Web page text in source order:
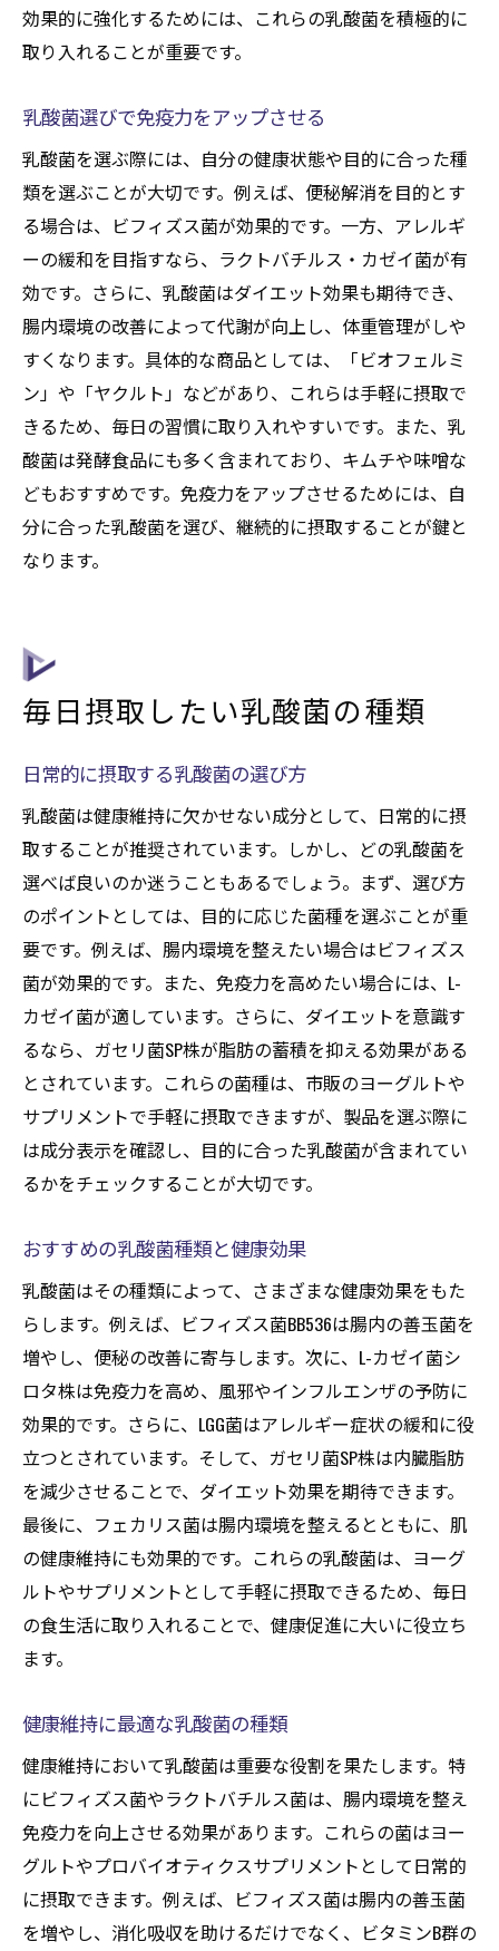
効果的に強化するためには、これらの乳酸菌を積極的に
取り入れることが重要です。
乳酸菌選びで免疫力をアップさせる
乳酸菌を選ぶ際には、自分の健康状態や目的に合った種
類を選ぶことが大切です。例えば、便秘解消を目的とす
る場合は、ビフィズス菌が効果的です。一方、アレルギ
ーの緩和を目指すなら、ラクトバチルス・カゼイ菌が有
効です。さらに、乳酸菌はダイエット効果も期待でき、
腸内環境の改善によって代謝が向上し、体重管理がしや
すくなります。具体的な商品としては、「ビオフェルミ
ン」や「ヤクルト」などがあり、これらは手軽に摂取で
きるため、毎日の習慣に取り入れやすいです。また、乳
酸菌は発酵食品にも多く含まれており、キムチや味噌な
どもおすすめです。免疫力をアップさせるためには、自
分に合った乳酸菌を選び、継続的に摂取することが鍵と
なります。
毎日摂取したい乳酸菌の種類
日常的に摂取する乳酸菌の選び方
乳酸菌は健康維持に欠かせない成分として、日常的に摂
取することが推奨されています。しかし、どの乳酸菌を
選べば良いのか迷うこともあるでしょう。まず、選び方
のポイントとしては、目的に応じた菌種を選ぶことが重
要です。例えば、腸内環境を整えたい場合はビフィズス
菌が効果的です。また、免疫力を高めたい場合には、L-
カゼイ菌が適しています。さらに、ダイエットを意識す
るなら、ガセリ菌SP株が脂肪の蓄積を抑える効果がある
とされています。これらの菌種は、市販のヨーグルトや
サプリメントで手軽に摂取できますが、製品を選ぶ際に
は成分表示を確認し、目的に合った乳酸菌が含まれてい
るかをチェックすることが大切です。
おすすめの乳酸菌種類と健康効果
乳酸菌はその種類によって、さまざまな健康効果をもた
らします。例えば、ビフィズス菌BB536は腸内の善玉菌を
増やし、便秘の改善に寄与します。次に、L-カゼイ菌シ
ロタ株は免疫力を高め、風邪やインフルエンザの予防に
効果的です。さらに、LGG菌はアレルギー症状の緩和に役
立つとされています。そして、ガセリ菌SP株は内臓脂肪
を減少させることで、ダイエット効果を期待できます。
最後に、フェカリス菌は腸内環境を整えるとともに、肌
の健康維持にも効果的です。これらの乳酸菌は、ヨーグ
ルトやサプリメントとして手軽に摂取できるため、毎日
の食生活に取り入れることで、健康促進に大いに役立ち
ます。
健康維持に最適な乳酸菌の種類
健康維持において乳酸菌は重要な役割を果たします。特
にビフィズス菌やラクトバチルス菌は、腸内環境を整え
免疫力を向上させる効果があります。これらの菌はヨー
グルトやプロバイオティクスサプリメントとして日常的
に摂取できます。例えば、ビフィズス菌は腸内の善玉菌
を増やし、消化吸収を助けるだけでなく、ビタミンB群の